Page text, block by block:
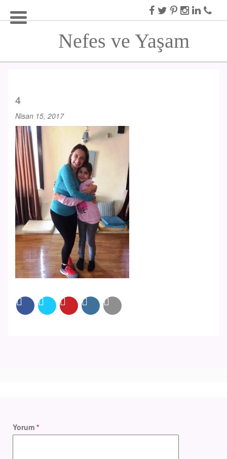
Nefes ve Yaşam
4
Nisan 15, 2017
Yorum *